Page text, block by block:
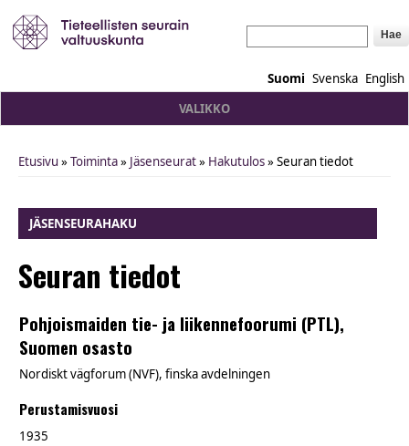
Suomi Svenska English
VALIKKO
Etusivu»Toiminta» Jäsenseurat» Hakutulos» Seuran tiedot
JÄSENSEURAHAKU
Seuran tiedot
Pohjoismaiden tie- ja liikennefoorumi (PTL),
Suomen osasto
Nordiskt vägforum (NVF), finska avdelningen
Perustamisvuosi
1935